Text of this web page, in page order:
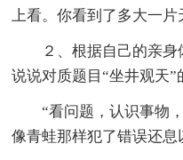
上看。你看到了多大一
２、根据自己的亲身
说说对质题目“坐井观天”
“看问题，认识事物，
像青蛙那样犯了错误还息